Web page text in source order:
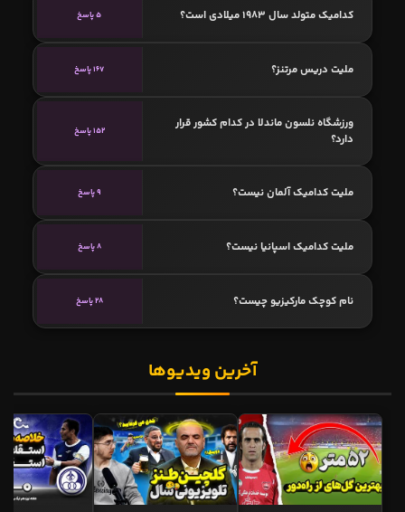
کدامیک متولد سال 1983 میلادی است؟ 5 پاسخ
ملیت دریس مرتنز؟ 167 پاسخ
ورزشگاه نلسون ماندلا در کدام کشور قرار
دارد؟
152 پاسخ
ملیت کدامیک آلمان نیست؟ 9 پاسخ
ملیت کدامیک اسپانیا نیست؟ 8 پاسخ
نام کوچک مارکیزیو چیست؟ 28 پاسخ
آخرین ویدیوها